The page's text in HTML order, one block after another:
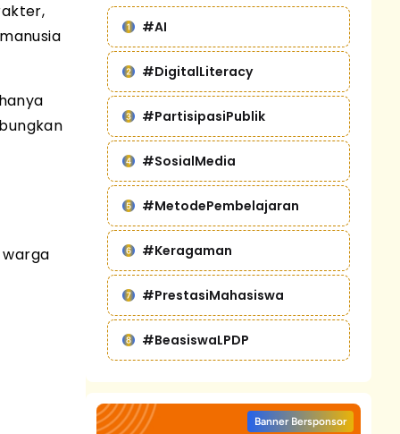
warga
#AI
#DigitalLiteracy
#PartisipasiPublik
#SosialMedia
#MetodePembelajaran
#Keragaman
#PrestasiMahasiswa
#BeasiswaLPDP
Banner Bersponsor